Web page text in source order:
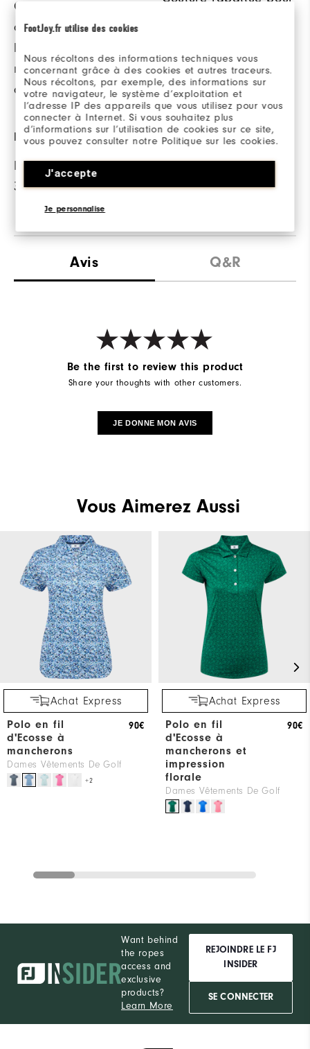
FootJoy.fr utilise des cookies
Nous récoltons des informations techniques vous
concernant grâce à des cookies et autres traceurs.
Nous récoltons, par exemple, des informations sur
votre navigateur, le système d’exploitation et
l’adresse IP des appareils que vous utilisez pour vous
connecter à Internet. Si vous souhaitez plus
d’informations sur l’utilisation de cookies sur ce site,
vous pouvez consulter notre Politique sur les cookies.
J'accepte
Je personnalise
Ce traitement
antimicrobien limite
les mauvaises odeurs,
même en cas
d’humidité.
PROTECTION SOLAIRE
Protection solaire UPF
30
Avis Q&R
Be the first to review this product
Share your thoughts with other customers.
JE DONNE MON AVIS
Vous Aimerez Aussi
Achat Express
Polo en fil
d'Ecosse à
mancherons
Dames Vêtements De Golf
+2
90€
Achat Express
Polo en fil
d'Ecosse à
mancherons et
impression
florale
Dames Vêtements De Golf
90€
Want behind
the ropes
access and
exclusive
products?
Learn More
REJOINDRE LE FJ
INSIDER
SE CONNECTER